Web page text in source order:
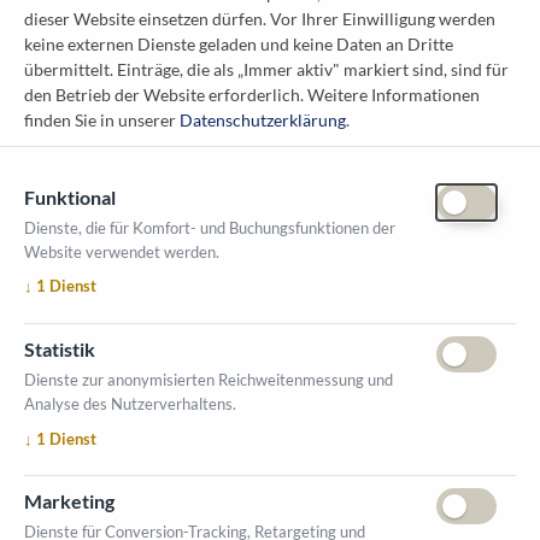
Österreichischer Kommunal-Verlag GmbH
Löwelstraße 6 / 2. Stock
1010 Wien
messe@kommunal.at
ÖFFNUNGSZEITEN MESSE
1. Oktober 2026, 9-17 Uhr
2. Oktober 2026, 9-16 Uhr
VERANSTALTUNGSORT
Salzburger Messe
Messezentrum 1
5020 Salzburg
Ausstellerverzeichnis
dieser Website einsetzen dürfen. Vor Ihrer Einwilligung werden
keine externen Dienste geladen und keine Daten an Dritte
übermittelt. Einträge, die als „Immer aktiv" markiert sind, sind für
den Betrieb der Website erforderlich.Weitere Informationen
finden Sie in unserer Datenschutzerklärung.
Funktional
Dienste, die für Komfort- und Buchungsfunktionen der
Website verwendet werden.
↓ 1 Dienst
Statistik
Dienste zur anonymisierten Reichweitenmessung und
Analyse des Nutzerverhaltens.
↓ 1 Dienst
Marketing
Dienste für Conversion-Tracking, Retargeting und